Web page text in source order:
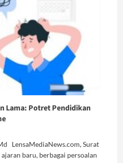
Lama: Potret Pendidikan
LensaMediaNews.com, Surat
baru, berbagai persoalan